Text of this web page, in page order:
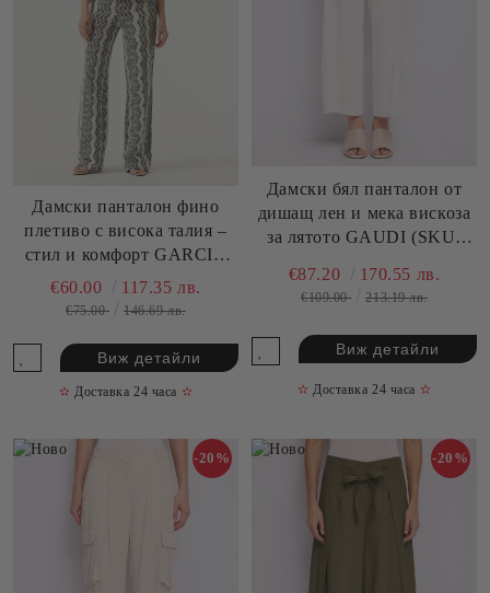
Дамски панталон фино
плетиво с висока талия –
стил и комфорт GARCIA
(SKU) O260111
€60.00 117.35 лв.
€75.00 146.69 лв.
Виж детайли
✫ Доставка 24 часа ✫
Дамски бял панталон от
дишащ лен и мека вискоза
за лятото GAUDI (SKU)
€87.20 170.55 лв.
€109.00 213.19 лв.
Виж детайли
✫ Доставка 24 часа ✫
-20% -20%